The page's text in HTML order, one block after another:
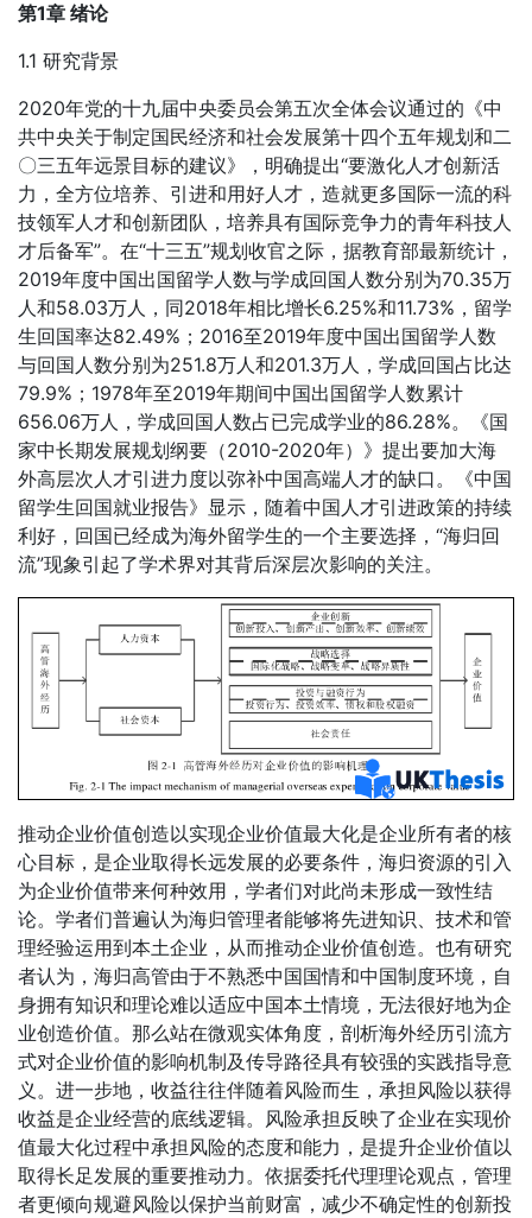
第1章 绪论
1.1 研究背景
2020年党的十九届中央委员会第五次全体会议通过的《中
共中央关于制定国民经济和社会发展第十四个五年规划和二
〇三五年远景目标的建议》，明确提出“要激化人才创新活
力，全方位培养、引进和用好人才，造就更多国际一流的科
技领军人才和创新团队，培养具有国际竞争力的青年科技人
才后备军”。在“十三五”规划收官之际，据教育部最新统计，
2019年度中国出国留学人数与学成回国人数分别为70.35万
人和58.03万人，同2018年相比增长6.25%和11.73%，留学
生回国率达82.49%；2016至2019年度中国出国留学人数
与回国人数分别为251.8万人和201.3万人，学成回国占比达
79.9%；1978年至2019年期间中国出国留学人数累计
656.06万人，学成回国人数占已完成学业的86.28%。《国
家中长期发展规划纲要（2010-2020年）》提出要加大海
外高层次人才引进力度以弥补中国高端人才的缺口。《中国
留学生回国就业报告》显示，随着中国人才引进政策的持续
利好，回国已经成为海外留学生的一个主要选择，“海归回
流”现象引起了学术界对其背后深层次影响的关注。
推动企业价值创造以实现企业价值最大化是企业所有者的核
心目标，是企业取得长远发展的必要条件，海归资源的引入
为企业价值带来何种效用，学者们对此尚未形成一致性结
论。学者们普遍认为海归管理者能够将先进知识、技术和管
理经验运用到本土企业，从而推动企业价值创造。也有研究
者认为，海归高管由于不熟悉中国国情和中国制度环境，自
身拥有知识和理论难以适应中国本土情境，无法很好地为企
业创造价值。那么站在微观实体角度，剖析海外经历引流方
式对企业价值的影响机制及传导路径具有较强的实践指导意
义。进一步地，收益往往伴随着风险而生，承担风险以获得
收益是企业经营的底线逻辑。风险承担反映了企业在实现价
值最大化过程中承担风险的态度和能力，是提升企业价值以
取得长足发展的重要推动力。依据委托代理理论观点，管理
者更倾向规避风险以保护当前财富，减少不确定性的创新投